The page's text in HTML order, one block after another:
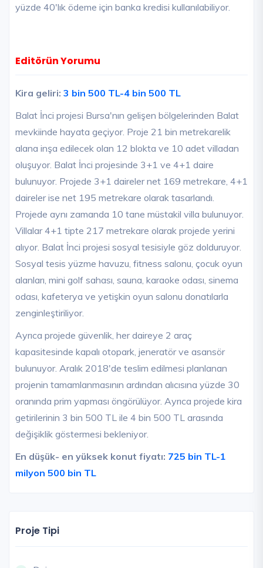
yüzde 40'lık ödeme için banka kredisi kullanılabiliyor.
Editörün Yorumu
Kira geliri: 3 bin 500 TL-4 bin 500 TL
Balat İnci projesi Bursa'nın gelişen bölgelerinden Balat
mevkiinde hayata geçiyor. Proje 21 bin metrekarelik
alana inşa edilecek olan 12 blokta ve 10 adet villadan
oluşuyor. Balat İnci projesinde 3+1 ve 4+1 daire
bulunuyor. Projede 3+1 daireler net 169 metrekare, 4+1
daireler ise net 195 metrekare olarak tasarlandı.
Projede aynı zamanda 10 tane müstakil villa bulunuyor.
Villalar 4+1 tipte 217 metrekare olarak projede yerini
alıyor. Balat İnci projesi sosyal tesisiyle göz dolduruyor.
Sosyal tesis yüzme havuzu, fitness salonu, çocuk oyun
alanları, mini golf sahası, sauna, karaoke odası, sinema
odası, kafeterya ve yetişkin oyun salonu donatılarla
zenginleştiriliyor.
Ayrıca projede güvenlik, her daireye 2 araç
kapasitesinde kapalı otopark, jeneratör ve asansör
bulunuyor. Aralık 2018'de teslim edilmesi planlanan
projenin tamamlanmasının ardından alıcısına yüzde 30
oranında prim yapması öngörülüyor. Ayrıca projede kira
getirilerinin 3 bin 500 TL ile 4 bin 500 TL arasında
değişiklik göstermesi bekleniyor.
En düşük- en yüksek konut fiyatı: 725 bin TL-1
milyon 500 bin TL
Proje Tipi